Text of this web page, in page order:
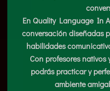
En Quality Language In
conversación diseñadas
habilidades
Con profesores
podrás practicar y
ambiente